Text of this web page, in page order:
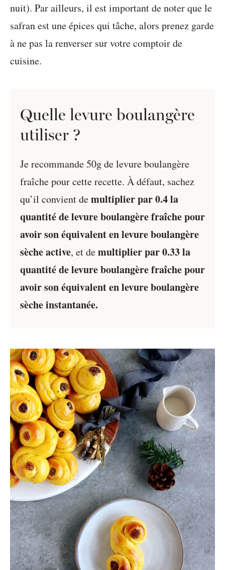
nuit). Par ailleurs, il est important de noter que le
safran est une épices qui tâche, alors prenez garde
à ne pas la renverser sur votre comptoir de
cuisine.
Quelle levure boulangère
utiliser ?
Je recommande 50g de levure boulangère
fraîche pour cette recette. À défaut, sachez
qu’il convient demultiplier par 0.4 la
quantité de levure boulangère fraîche pour
avoir son équivalent en levure boulangère
sèche active, et demultiplier par 0.33 la
quantité de levure boulangère fraîche pour
avoir son équivalent en levure boulangère
sèche instantanée.